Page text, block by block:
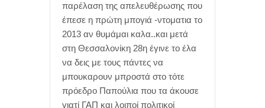
παρέλαση της απελευθέρωσης που
έπεσε η πρώτη μπογιά -ντοματια το
2013 αν θυμάμαι καλα..και μετά
στη Θεσσαλονίκη 28η έγινε το έλα
να δεις με τους πάντες να
μπουκαρουν μπροστά στο τότε
πρόεδρο Παπούλια που τα άκουσε
γιατί ΓΑΠ και λοιποί πολιτικοί